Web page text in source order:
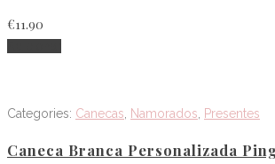
€11.90
Categories: Canecas, Namorados, Presentes
Caneca Branca Personalizada